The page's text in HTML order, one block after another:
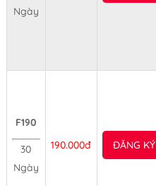
Ngày
F190
30
Ngày
190.000đ ĐĂNG KÝ